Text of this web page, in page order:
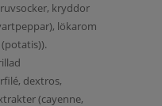
kryddor
lökarom
dextros,
(cayenne,